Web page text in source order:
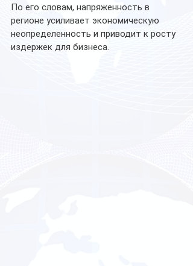
По его словам, напряженность в
регионе усиливает экономическую
неопределенность и приводит к росту
издержек для бизнеса.